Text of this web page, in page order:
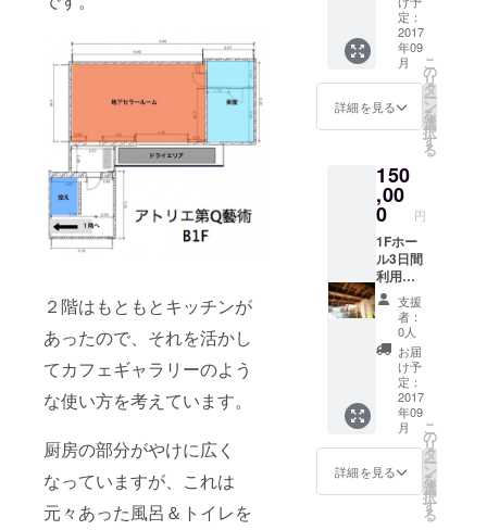
２階はもともとキッチンが
あったので、それを活かし
てカフェギャラリーのよう
な使い方を考えています。
厨房の部分がやけに広く
なっていますが、これは
元々あった風呂＆トイレを
9/7（木
）に予
定して
いま
す。
可／有
効期限
2018年
12月ま
で／ご
利用日
はご相
談下さ
お礼
の手紙
特製ク
リア
ファイ
ル
定：
2017
年09
月
詳細を見る
こ
の
リ
タ
ー
ン
を
選
択
す
る
150
,00
0 円
1Fホー
ル3日間
利用権
（＋
仕込み
日とし
て追加1
日可／
有効期
限2018
年12月
まで／
ご利用
日はご
相談下
さ
支援
者：
0人
お届
け予
定：
2017
年09
月
詳細を見る
こ
の
リ
タ
ー
ン
を
選
択
す
る